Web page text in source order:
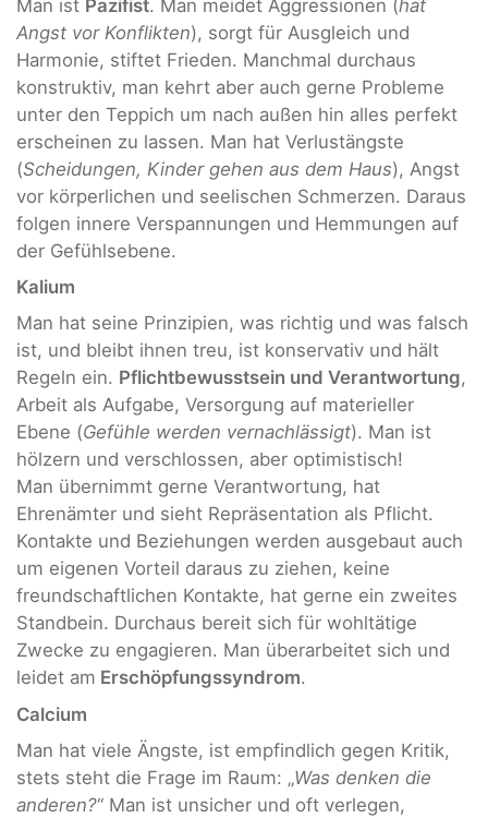
Man ist Pazifist. Man meidet Aggressionen (hat
Angst vor Konflikten), sorgt für Ausgleich und
Harmonie, stiftet Frieden. Manchmal durchaus
konstruktiv, man kehrt aber auch gerne Probleme
unter den Teppich um nach außen hin alles perfekt
erscheinen zu lassen. Man hat Verlustängste
(Scheidungen, Kinder gehen aus dem Haus), Angst
vor körperlichen und seelischen Schmerzen. Daraus
folgen innere Verspannungen und Hemmungen auf
der Gefühlsebene.
Kalium
Man hat seine Prinzipien, was richtig und was falsch
ist, und bleibt ihnen treu, ist konservativ und hält
Regeln ein. Pflichtbewusstsein und Verantwortung,
Arbeit als Aufgabe, Versorgung auf materieller
Ebene (Gefühle werden vernachlässigt). Man ist
hölzern und verschlossen, aber optimistisch!
Man übernimmt gerne Verantwortung, hat
Ehrenämter und sieht Repräsentation als Pflicht.
Kontakte und Beziehungen werden ausgebaut auch
um eigenen Vorteil daraus zu ziehen, keine
freundschaftlichen Kontakte, hat gerne ein zweites
Standbein. Durchaus bereit sich für wohltätige
Zwecke zu engagieren. Man überarbeitet sich und
leidet am Erschöpfungssyndrom.
Calcium
Man hat viele Ängste, ist empfindlich gegen Kritik,
stets steht die Frage im Raum: „Was denken die
anderen?“ Man ist unsicher und oft verlegen,